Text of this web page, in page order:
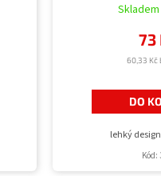
Skladem
60,33 Kč
73
DO
lehký
Kód: